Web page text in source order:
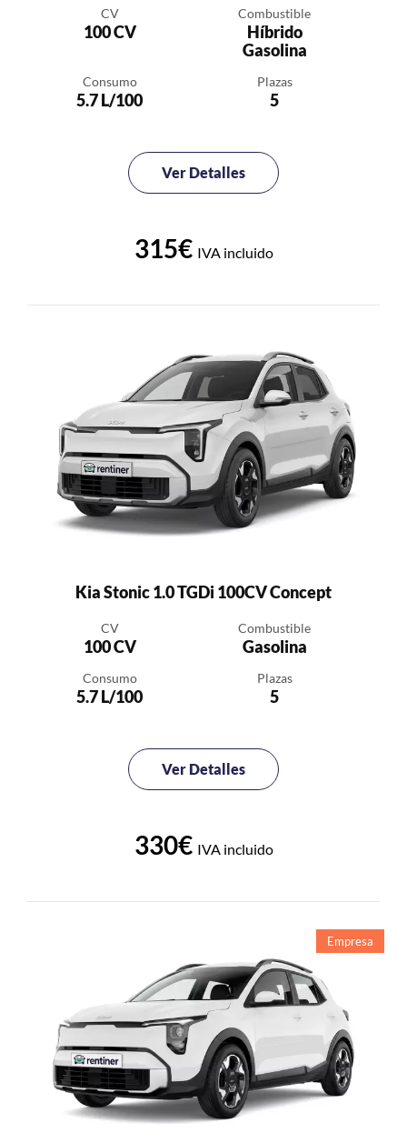
CV
100 CV
Combustible
Híbrido
Gasolina
Consumo
5.7 L/100
Plazas
5
Ver Detalles
315€ IVA incluido
Kia Stonic 1.0 TGDi 100CV Concept
CV
100 CV
Combustible
Gasolina
Consumo
5.7 L/100
Plazas
5
Ver Detalles
330€ IVA incluido
Empresa